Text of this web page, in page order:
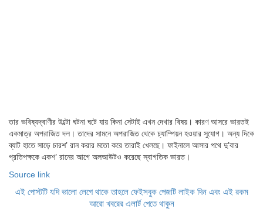
তার ভবিষ্যদ্বাণীর উল্টো ঘটনা ঘটে যায় কিনা সেটাই এখন দেখার বিষয়। কারণ আসরে ভারতই
একমাত্র অপরাজিত দল। তাদের সামনে অপরাজিত থেকে চ্যাম্পিয়ন হওয়ার সুযোগ। অন্য দিকে
ব্যাট হাতে সাড়ে চারশ’ রান করার মতো করে তারাই খেলছে। ফাইনালে আসার পথে দু’বার
প্রতিপক্ষকে একশ’ রানের আগে অলআউটও করেছে স্বাগতিক ভারত।
Source link
এই পোস্টটি যদি ভালো লেগে থাকে তাহলে ফেইসবুক পেজটি লাইক দিন এবং এই রকম
আরো খবরের এলার্ট পেতে থাকুন